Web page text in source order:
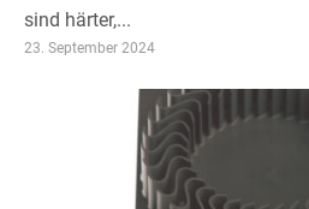
sind härter,...
23. September 2024